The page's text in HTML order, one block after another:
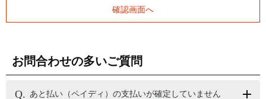
お問合わせの多いご質問
あと払い（ペイディ）の支払いが確定していません